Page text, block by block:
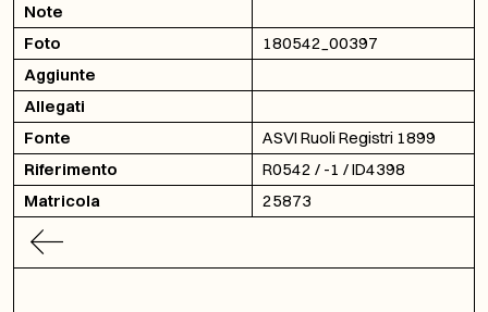
Note
Foto
180542_00397
Aggiunte
Allegati
Fonte
ASVI Ruoli Registri 1899
Riferimento
R0542 / -1 / ID4398
Matricola
25873